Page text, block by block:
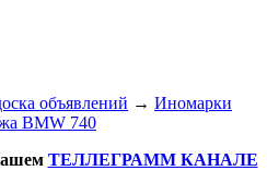
объявлений → Иномарки
BMW 740
ТЕЛЛЕГРАММ КАНАЛЕ